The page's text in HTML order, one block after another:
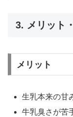
3. メリット
メリット
生乳本来の甘
牛乳臭さが苦